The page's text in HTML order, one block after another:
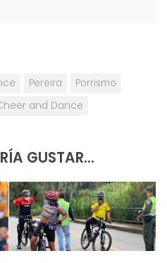
Pereira
Porrismo
and Dance
GUSTAR...